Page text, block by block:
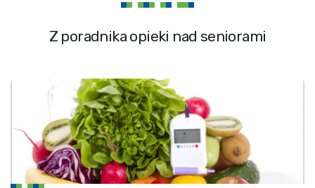
Z poradnika opieki nad seniorami